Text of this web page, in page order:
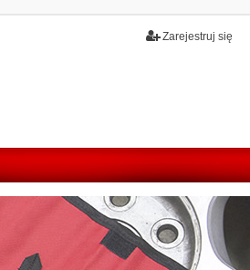
Zarejestruj się